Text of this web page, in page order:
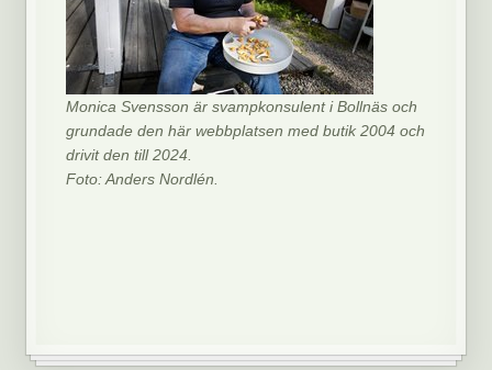
Monica Svensson är svampkonsulent i Bollnäs och
grundade den här webbplatsen med butik 2004 och
drivit den till 2024.
Foto: Anders Nordlén.